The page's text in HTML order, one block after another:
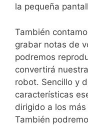
la pequeña
También
grabar notas de
podremos
convertirá
robot. Sencillo y
características
dirigido a los
También